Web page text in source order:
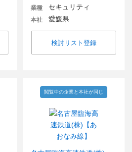
業種 セキュリティ
本社 愛媛県
検討リスト登録
閲覧中の企業と本社が同じ